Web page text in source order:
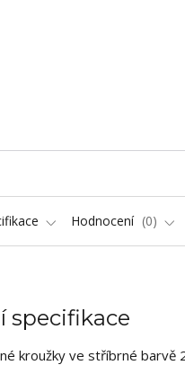
Hodnocení 0
specifikace
kroužky ve stříbrné barvě